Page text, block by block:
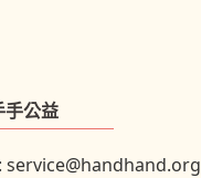
手公益
service@handhand.org